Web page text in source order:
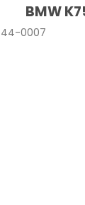
BMW
44-0007